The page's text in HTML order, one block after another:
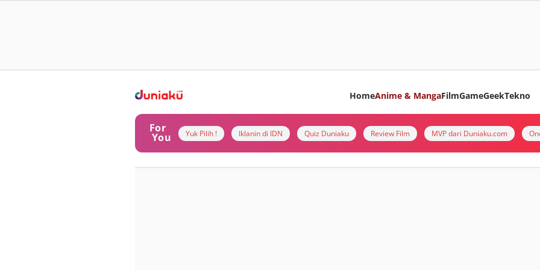
HomeAnime & MangaFilmGameGeekTekno
For
You Yuk Pilih ! Iklanin di IDN Quiz Duniaku Review Film MVP dari Duniaku.com